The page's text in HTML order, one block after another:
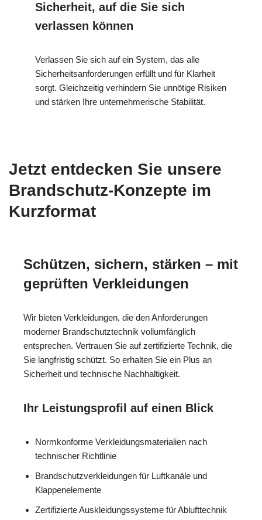
Sicherheit, auf die Sie sich
verlassen können
Verlassen Sie sich auf ein System, das alle
Sicherheitsanforderungen erfüllt und für Klarheit
sorgt. Gleichzeitig verhindern Sie unnötige Risiken
und stärken Ihre unternehmerische Stabilität.
Jetzt entdecken Sie unsere
Brandschutz-Konzepte im
Kurzformat
Schützen, sichern, stärken – mit
geprüften Verkleidungen
Wir bieten Verkleidungen, die den Anforderungen
moderner Brandschutztechnik vollumfänglich
entsprechen. Vertrauen Sie auf zertifizierte Technik, die
Sie langfristig schützt. So erhalten Sie ein Plus an
Sicherheit und technische Nachhaltigkeit.
Ihr Leistungsprofil auf einen Blick
Normkonforme Verkleidungsmaterialien nach
technischer Richtlinie
Brandschutzverkleidungen für Luftkanäle und
Klappenelemente
Zertifizierte Auskleidungssysteme für Ablufttechnik